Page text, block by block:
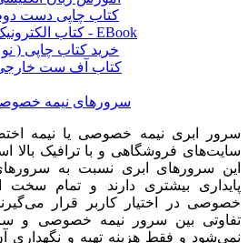
کتاب چاپی دست
کتاب الکترونیک - EBook
خرید کتاب چاپی (
کتاب آف ست
سرورهای نیمه
سرور ابری نیمه خصوصی یا نیمه
سایت‌های فروشگاهی و با ترافیک بالا
این سرورهای ابری نسبت به
پایداری بیشتری دارند و تمام سخت
خصوصی در اختیار کاربر قرار
تفاوتی بین سرور نیمه خصوصی و
نمی‌شود و فقط هزینه تهیه و نگهداری